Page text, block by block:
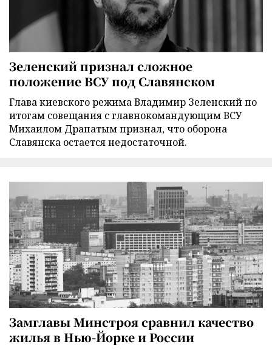
Зеленский признал сложное
положение ВСУ под Славянском
Глава киевского режима Владимир Зеленский по
итогам совещания с главнокомандующим ВСУ
Михаилом Драпатым признал, что оборона
Славянска остается недостаточной.
Замглавы Минстроя сравнил качество
жилья в Нью-Йорке и России